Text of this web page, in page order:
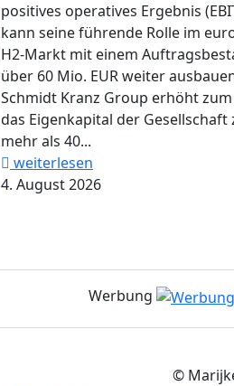
positives operatives Ergebnis
kann seine führende Rolle im
H2-Markt mit einem
über 60 Mio. EUR weiter
Schmidt Kranz Group erhöht zum
das Eigenkapital der Gesellschaft
mehr als 40...
weiterlesen
4. August 2026
Werbung
©